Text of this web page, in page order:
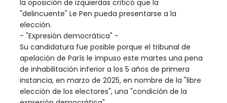
la oposición de izquierdas criticó que la
"delincuente" Le Pen pueda presentarse a la
elección.
- "Expresión democrática" -
Su candidatura fue posible porque el tribunal de
apelación de París le impuso este martes una pena
de inhabilitación inferior a los 5 años de primera
instancia, en marzo de 2025, en nombre de la "libre
elección de los electores", una "condición de la